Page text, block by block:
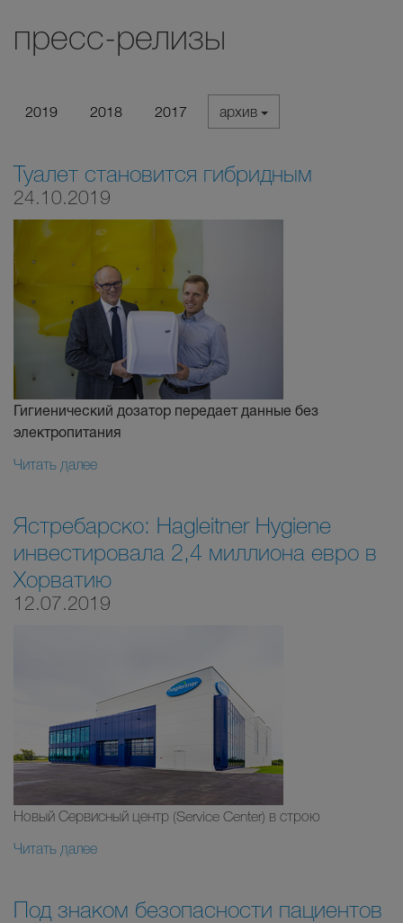
пресс-релизы
2019 2018 2017 архив
Туалет становится гибридным
24.10.2019
Гигиенический дозатор передает данные без
электропитания
Читать далее
Ястребарско: Hagleitner Hygiene
инвестировала 2,4 миллиона евро в
Хорватию
12.07.2019
Новый Сервисный центр (Service Center) в строю
Читать далее
Под знаком безопасности пациентов